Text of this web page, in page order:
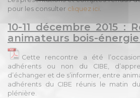
pour les consulter cliquez ici.
10-11 décembre 2015 :
animateurs bois-
Cette rencontre a été
adhérents ou non du CIBE,
d’échanger et de s’informer, entre
adhérents du CIBE réunis le matin
plénière.